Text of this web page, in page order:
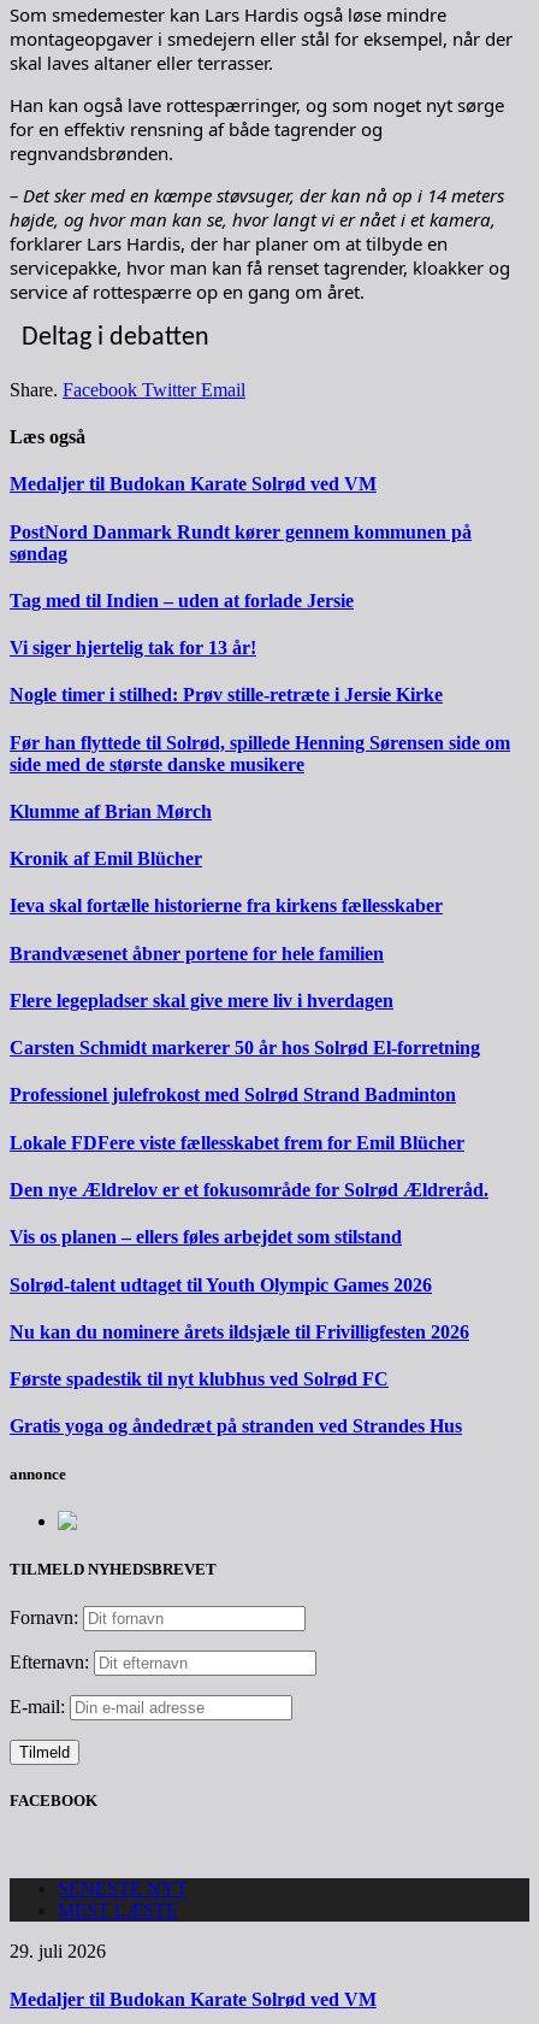
Som smedemester kan Lars Hardis også løse mindre
montageopgaver i smedejern eller stål for eksempel, når der
skal laves altaner eller terrasser.
Han kan også lave rottespærringer, og som noget nyt sørge
for en effektiv rensning af både tagrender og
regnvandsbrønden.
– Det sker med en kæmpe støvsuger, der kan nå op i 14 meters
højde, og hvor man kan se, hvor langt vi er nået i et kamera,
forklarer Lars Hardis, der har planer om at tilbyde en
servicepakke, hvor man kan få renset tagrender, kloakker og
service af rottespærre op en gang om året.
Deltag i debatten
Share. Facebook Twitter Email
Læs også
Medaljer til Budokan Karate Solrød ved VM
PostNord Danmark Rundt kører gennem kommunen på
søndag
Tag med til Indien – uden at forlade Jersie
Vi siger hjertelig tak for 13 år!
Nogle timer i stilhed: Prøv stille-retræte i Jersie Kirke
Før han flyttede til Solrød, spillede Henning Sørensen side om
side med de største danske musikere
Klumme af Brian Mørch
Kronik af Emil Blücher
Ieva skal fortælle historierne fra kirkens fællesskaber
Brandvæsenet åbner portene for hele familien
Flere legepladser skal give mere liv i hverdagen
Carsten Schmidt markerer 50 år hos Solrød El-forretning
Professionel julefrokost med Solrød Strand Badminton
Lokale FDFere viste fællesskabet frem for Emil Blücher
Den nye Ældrelov er et fokusområde for Solrød Ældreråd.
Vis os planen – ellers føles arbejdet som stilstand
Solrød-talent udtaget til Youth Olympic Games 2026
Nu kan du nominere årets ildsjæle til Frivilligfesten 2026
Første spadestik til nyt klubhus ved Solrød FC
Gratis yoga og åndedræt på stranden ved Strandes Hus
annonce
TILMELD NYHEDSBREVET
Fornavn:
Efternavn:
E-mail:
FACEBOOK
SENESTE NYT
MEST LÆSTE
29. juli 2026
Medaljer til Budokan Karate Solrød ved VM